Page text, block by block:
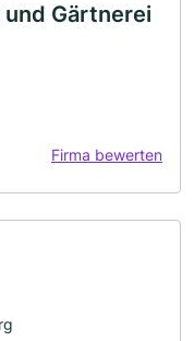
und Gärtnerei
Firma bewerten